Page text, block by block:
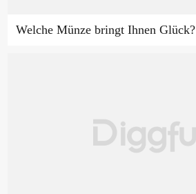
Welche Münze bringt Ihnen Glück?